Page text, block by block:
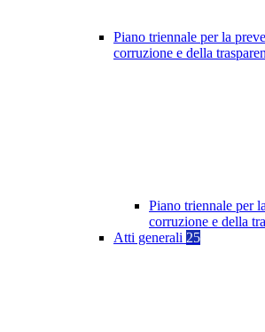
Piano triennale per la
corruzione e della
Piano triennale per
corruzione e della
Atti generali 25